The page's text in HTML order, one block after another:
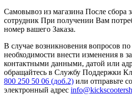
Самовывоз из магазина После сбора
сотрудник При получении Вам
номер вашего Заказа.
В случае возникновения вопросов по
необходимости внести изменения в
контактными данными, датой или
обращайтесь в Службу Поддержки
800 250 50 06 (доб.2) или отправьте
электронный адрес